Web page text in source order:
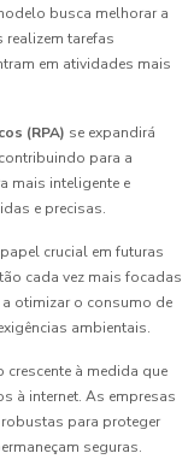
busca melhorar a
realizem tarefas
em atividades mais
(RPA) se expandirá
para a
mais inteligente e
e precisas.
crucial em futuras
cada vez mais focadas
otimizar o consumo de
ambientais.
crescente à medida que
à internet. As empresas
para proteger
seguras.